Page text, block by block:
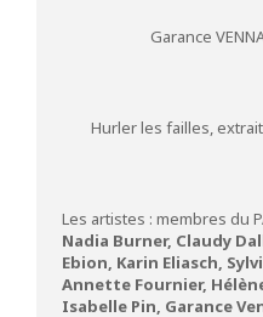
Garance
Hurler les failles, extrait
Les artistes : membres du
Nadia Burner, Claudy
Ebion, Karin Eliasch,
Annette Fournier,
Isabelle Pin, Garance